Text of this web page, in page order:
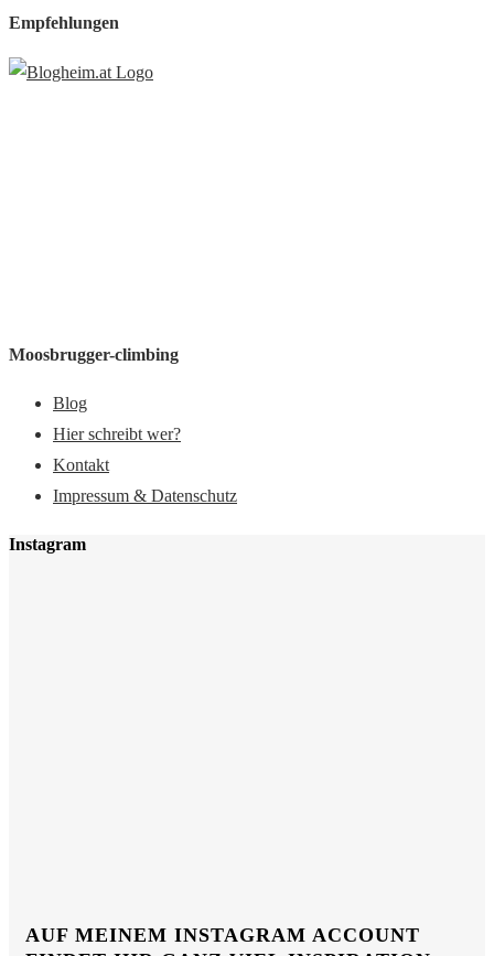
Empfehlungen
Moosbrugger-climbing
Blog
Hier schreibt wer?
Kontakt
Impressum & Datenschutz
Instagram
AUF MEINEM INSTAGRAM ACCOUNT